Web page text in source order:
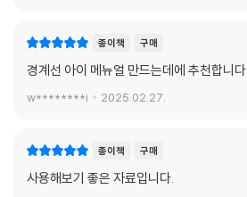
종이책 구매
경계선 아이 메뉴얼 만드는데에 추천합니다
w********i 2025.02.27.
종이책 구매
사용해보기 좋은 자료입니다.